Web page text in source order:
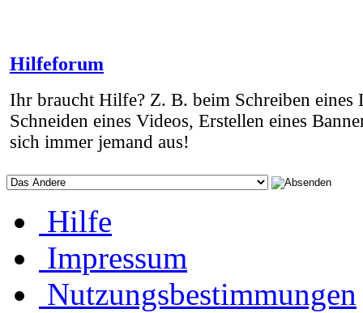
Hilfeforum
Ihr braucht Hilfe? Z. B. beim Schreiben eines
Schneiden eines Videos, Erstellen eines
sich immer jemand aus!
Hilfe
Impressum
Nutzungsbestimmungen